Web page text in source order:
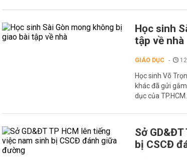
Học sinh
tập về nhà
GIÁO DỤC
Học sinh Võ
khác đã gửi
dục của TP.HCM.
Sở
bị CSCĐ